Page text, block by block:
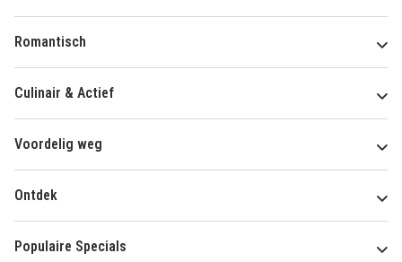
Romantisch
Culinair & Actief
Voordelig weg
Ontdek
Populaire Specials